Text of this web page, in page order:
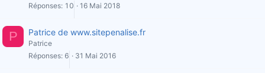
Réponses 10 16 Mai 2018
P Patrice de www.sitepenalise.fr
Patrice
Réponses 6 31 Mai 2016